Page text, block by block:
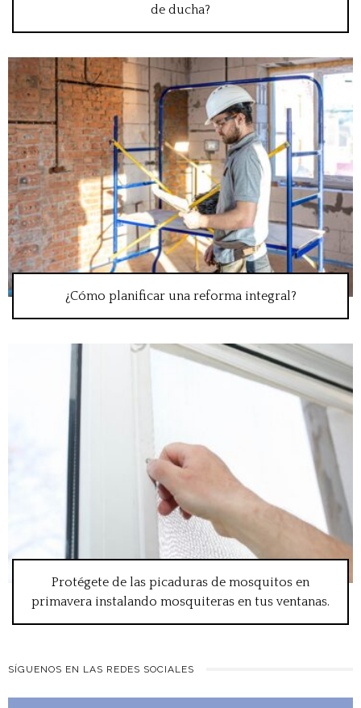
de ducha?
¿Cómo planificar una reforma integral?
Protégete de las picaduras de mosquitos en
primavera instalando mosquiteras en tus ventanas.
SÍGUENOS EN LAS REDES SOCIALES